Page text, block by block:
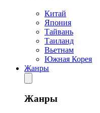
Китай
Япония
Тайвань
Таиланд
Вьетнам
Южная Корея
Жанры
Жанры